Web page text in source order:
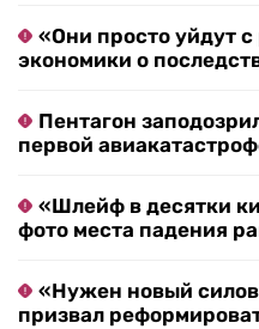
«Они просто уйдут
экономики о
Пентагон
первой
«Шлейф в десятки
фото места падения
«Нужен новый
призвал